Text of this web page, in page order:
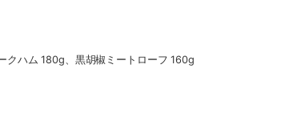
クハム 180g、黒胡椒ミートローフ 160g